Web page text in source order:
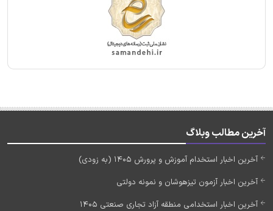
آخرین مطالب وبلاگ
آخرین اخبار استخدام آموزش و پرورش 1405 (به زودی)
آخرین اخبار آزمون تیزهوشان و نمونه دولتی
آخرین اخبار استخدامی منطقه آزاد تجاری صنعتی 1405